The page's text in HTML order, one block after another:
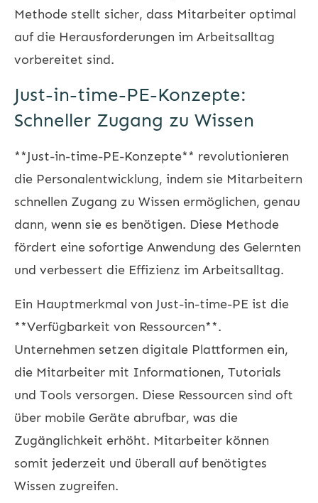
Methode stellt sicher, dass Mitarbeiter optimal
auf die Herausforderungen im Arbeitsalltag
vorbereitet sind.
Just-in-time-PE-Konzepte:
Schneller Zugang zu Wissen
**Just-in-time-PE-Konzepte** revolutionieren
die Personalentwicklung, indem sie Mitarbeitern
schnellen Zugang zu Wissen ermöglichen, genau
dann, wenn sie es benötigen. Diese Methode
fördert eine sofortige Anwendung des Gelernten
und verbessert die Effizienz im Arbeitsalltag.
Ein Hauptmerkmal von Just-in-time-PE ist die
**Verfügbarkeit von Ressourcen**.
Unternehmen setzen digitale Plattformen ein,
die Mitarbeiter mit Informationen, Tutorials
und Tools versorgen. Diese Ressourcen sind oft
über mobile Geräte abrufbar, was die
Zugänglichkeit erhöht. Mitarbeiter können
somit jederzeit und überall auf benötigtes
Wissen zugreifen.